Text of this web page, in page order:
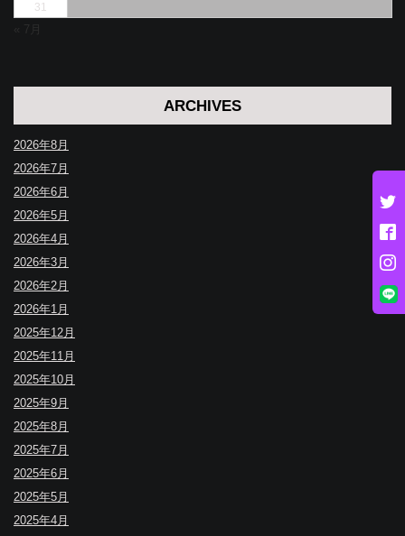
31
« 7月
ARCHIVES
2026年8月
2026年7月
2026年6月
2026年5月
2026年4月
2026年3月
2026年2月
2026年1月
2025年12月
2025年11月
2025年10月
2025年9月
2025年8月
2025年7月
2025年6月
2025年5月
2025年4月